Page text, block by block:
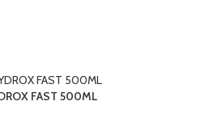
FAST 500ML